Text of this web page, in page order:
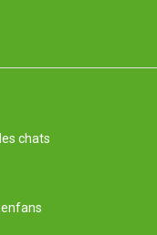
chats